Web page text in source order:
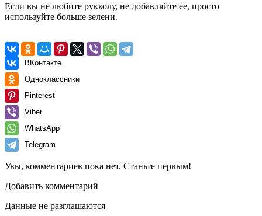
Если вы не любите рукколу, не добавляйте ее, просто
используйте больше зелени.
ВКонтакте
Одноклассники
Pinterest
Viber
WhatsApp
Telegram
Увы, комментариев пока нет. Станьте первым!
Добавить комментарий
Данные не разглашаются